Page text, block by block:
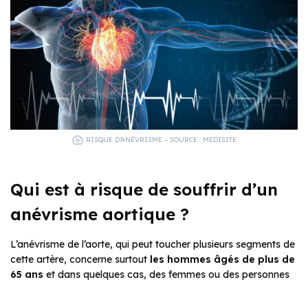
RISQUE D’ANÉVRISME – SOURCE : MEDISITE
Qui est à risque de souffrir d’un
anévrisme aortique ?
L’anévrisme de l’aorte, qui peut toucher plusieurs segments de
cette artère, concerne surtout les hommes âgés de plus de
65 ans et dans quelques cas, des femmes ou des personnes